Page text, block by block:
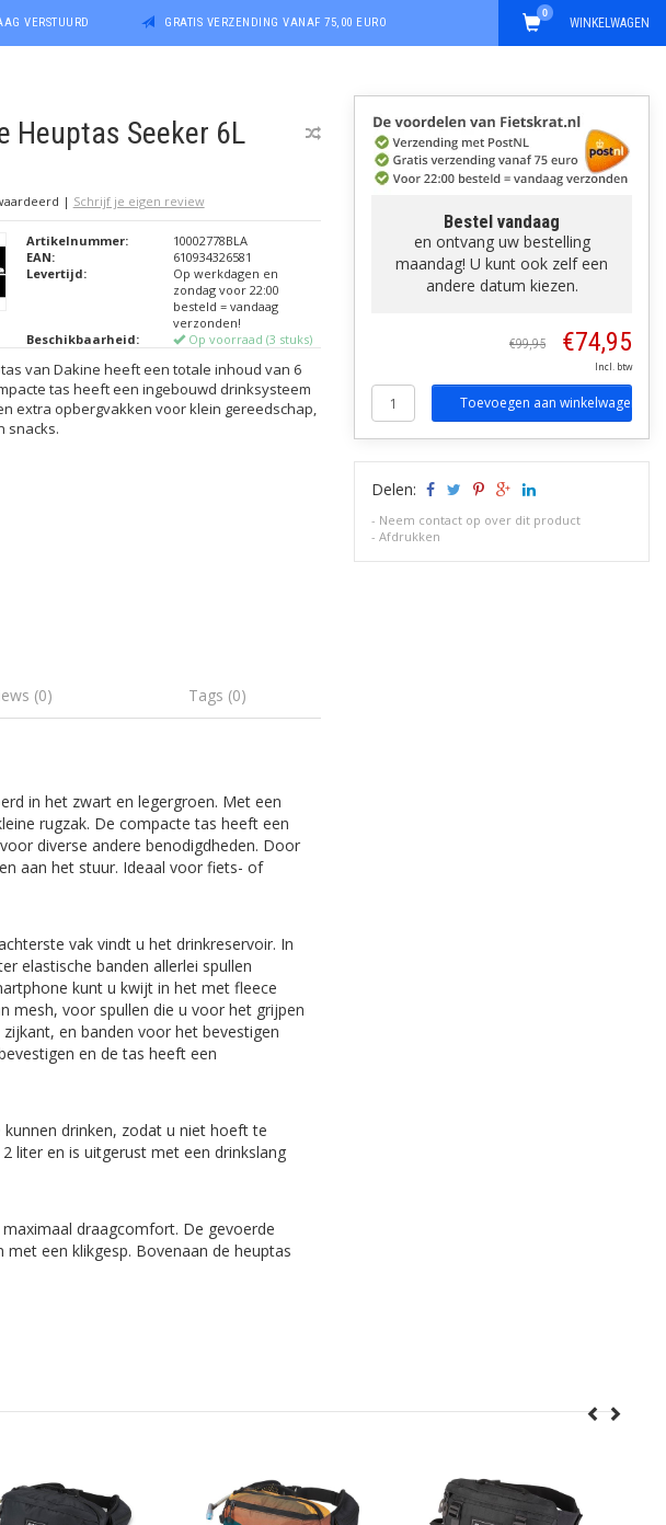
VERSTUURD GRATIS VERZENDING VANAF 75,00 EURO WINKELWAGEN
0
Heuptas Seeker 6L
| Schrijf je eigen review
Artikelnummer:
10002778BLA
EAN:
610934326581
Levertijd:
Op werkdagen en
zondag voor 22:00
besteld = vandaag
verzonden!
Beschikbaarheid:
Op voorraad (3 stuks)
van Dakine heeft een totale inhoud van 6
tas heeft een ingebouwd drinksysteem
extra opbergvakken voor klein gereedschap,
snacks.
(0) Tags (0)
in het zwart en legergroen. Met een
rugzak. De compacte tas heeft een
diverse andere benodigdheden. Door
aan het stuur. Ideaal voor fiets- of
vak vindt u het drinkreservoir. In
elastische banden allerlei spullen
kunt u kwijt in het met fleece
mesh, voor spullen die u voor het grijpen
en banden voor het bevestigen
en de tas heeft een
drinken, zodat u niet hoeft te
liter en is uitgerust met een drinkslang
draagcomfort. De gevoerde
een klikgesp. Bovenaan de heuptas
Bestel vandaag
en ontvang uw bestelling
maandag! U kunt ook zelf een
andere datum kiezen.
€99,95 €74,95
Incl. btw
Toevoegen aan winkelwagen
Delen:
- Neem contact op over dit product
-Afdrukken